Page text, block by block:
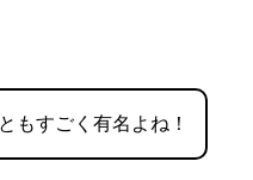
もすごく有名よね！